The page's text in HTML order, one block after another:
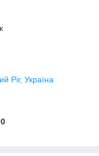
Ріг, Україна